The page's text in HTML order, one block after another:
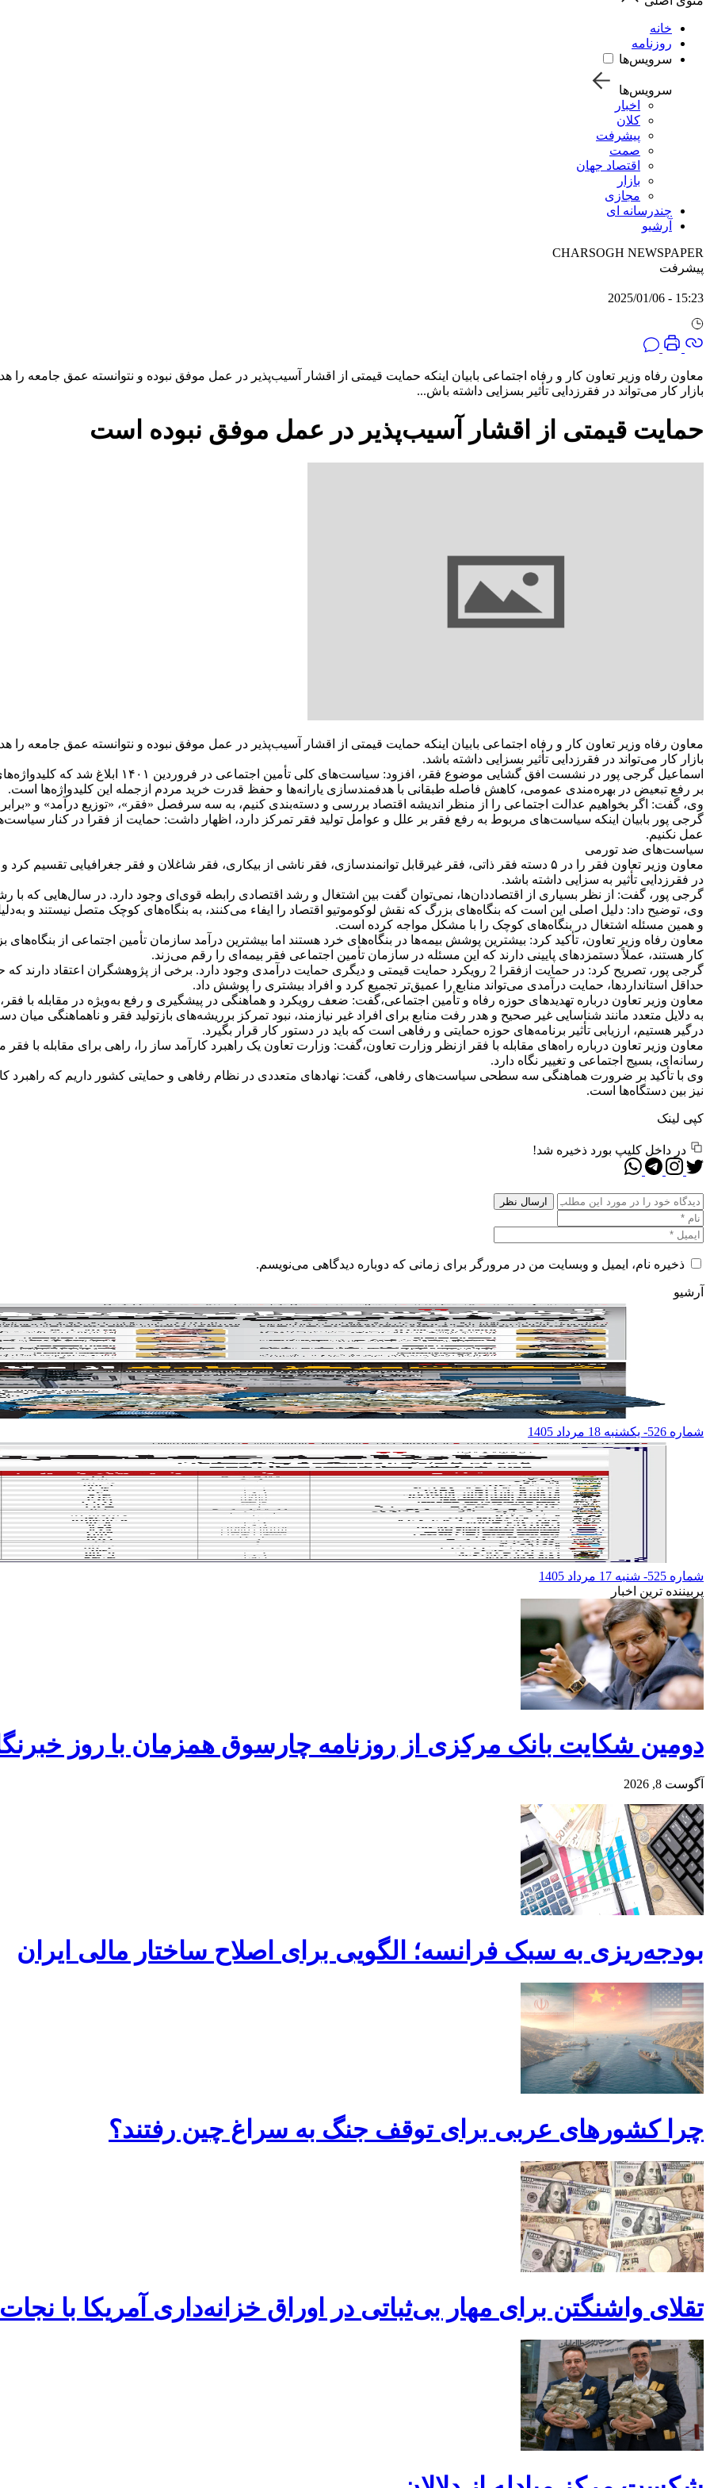
خانه
روزنامه
سرویس‌ها
سرویس‌ها
اخبار
کلان
پیشرفت
صمت
اقتصاد جهان
بازار
مجازی
چندرسانه ای
آرشیو
CHARSOGH NEWSPAPER
پیشرفت
15:23 - 2025/01/06
معاون رفاه وزیر تعاون کار و رفاه اجتماعی بابیان اینکه حمایت قیمتی از اقشار آسیب‌پذیر در عمل موفق نبوده و نتوانسته عمق جامعه
بازار کار می‌تواند در فقرزدایی تأثیر بسزایی داشته باش...
حمایت قیمتی از اقشار آسیب‌پذیر در عمل موفق نبوده است
معاون رفاه وزیر تعاون کار و رفاه اجتماعی بابیان اینکه حمایت قیمتی از اقشار آسیب‌پذیر در عمل موفق نبوده و نتوانسته عمق جامعه
بازار کار می‌تواند در فقرزدایی تأثیر بسزایی داشته باشد.
اسماعیل گرجی پور در نشست افق گشایی موضوع
بر رفع تبعیض در بهره‌مندی عمومی، کاهش فاصله طبقانی با هدفمندسازی یارانه‌ها و حفظ قدرت خرید مردم ازجمله این کلیدواژه‌ها است.
وی، گفت: اگر بخواهیم عدالت اجتماعی را از منظر اندیشه اقتصاد بررسی و دسته‌بندی کنیم، به سه سرفصل «فقر»، «توزیع درآمد» و
گرجی پور بابیان اینکه سیاست‌های مربوط به رفع فقر بر علل و عوامل تولید فقر تمرکز دارد، اظهار داشت: حمایت از فقرا در کنار
عمل نکنیم.
سیاست‌های ضد تورمی
معاون وزیر تعاون فقر را در ۵ دسته فقر ذاتی، فقر غیرقابل توانمندسازی، فقر ناشی از بیکاری، فقر شاغلان و فقر
در فقرزدایی تأثیر به سزایی داشته باشد.
گرجی پور، گفت: از نظر بسیاری از اقتصاددان‌ها، نمی‌توان گفت بین اشتغال و رشد اقتصادی رابطه قوی‌ای وجود دارد. در سال‌هایی که با
وی، توضیح داد: دلیل اصلی این است که بنگاه‌های بزرگ که نقش لوکوموتیو اقتصاد را ایفاء می‌کنند، به بنگاه‌های کوچک متصل نیستند و
و همین مسئله اشتغال در بنگاه‌های کوچک را با مشکل مواجه کرده است.
معاون رفاه وزیر تعاون، تأکید کرد: بیشترین پوشش بیمه‌ها در بنگاه‌های خرد هستند اما بیشترین درآمد سازمان تأمین اجتماعی از
کار هستند، عملاً دستمزدهای پایینی دارند که این مسئله در سازمان تأمین اجتماعی فقر بیمه‌ای را رقم می‌زند.
گرجی پور، تصریح کرد: در حمایت ازفقرا 2 رویکرد حمایت قیمتی و دیگری حمایت درآمدی وجود دارد. برخی از پژوهشگران
حداقل استانداردها، حمایت درآمدی می‌تواند منابع را عمیق‌تر تجمیع کرد و افراد بیشتری را پوشش داد.
معاون وزیر تعاون درباره تهدیدهای حوزه رفاه و تأمین اجتماعی،گفت: ضعف رویکرد و هماهنگی در پیشگیری و رفع به‌ویژه در مقابله با
به دلایل متعدد مانند شناسایی غیر صحیح و هدر رفت منابع برای افراد غیر نیازمند، نبود تمرکز برریشه‌های بازتولید فقر و ناهماهنگی
درگیر هستیم، ارزیابی تأثیر برنامه‌های حوزه حمایتی و رفاهی است که باید در دستور کار قرار بگیرد.
معاون وزیر تعاون درباره راه‌های مقابله با فقر ازنظر وزارت تعاون،گفت: وزارت تعاون یک راهبرد کارآمد ساز را، راهی برای مقابله با
رسانه‌ای، بسیج اجتماعی و تغییر نگاه دارد.
وی با تأکید بر ضرورت هماهنگی سه سطحی سیاست‌های رفاهی، گفت: نهادهای متعددی در نظام رفاهی و حمایتی کشور داریم که راهبرد
نیز بین دستگاه‌ها است.
کپی لینک
در داخل کلیپ بورد ذخیره شد!
ذخیره نام، ایمیل و وبسایت من در مرورگر برای زمانی که دوباره دیدگاهی می‌نویسم.
آرشیو
شماره 526- یکشنبه 18 مرداد 1405
شماره 525- شنبه 17 مرداد 1405
پربیننده ترین اخبار
دومین شکایت بانک مرکزی از روزنامه چارسوق همزمان با روز
آگوست 8, 2026
بودجه‌ریزی به سبک فرانسه؛ الگویی برای اصلاح ساختار مالی ایران
چرا کشورهای عربی برای توقف جنگ به سراغ چین رفتند؟
تقلای واشنگتن برای مهار بی‌ثباتی در اوراق خزانه‌داری آمریکا با